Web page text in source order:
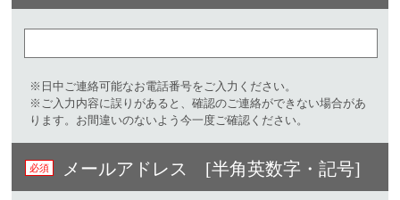
※日中ご連絡可能なお電話番号をご入力ください。
※ご入力内容に誤りがあると、確認のご連絡ができない場合があ
ります。お間違いのないよう今一度ご確認ください。
メールアドレス [半角英数字・記号]